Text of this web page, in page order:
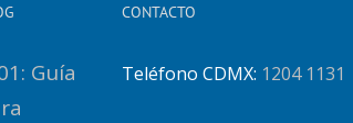
Guía
CONTACTO
Teléfono CDMX: 1204 1131